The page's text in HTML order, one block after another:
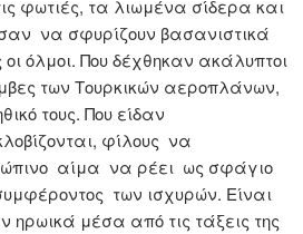
φωτιές, τα λιωμένα σίδερα και
να σφυρίζουν βασανιστικά
όλμοι. Που δέχθηκαν ακάλυπτοι
των Τουρκικών αεροπλάνων,
τους. Που είδαν
φίλους να
αίμα να ρέει ως σφάγιο
των ισχυρών. Είναι
ηρωικά μέσα από τις τάξεις της